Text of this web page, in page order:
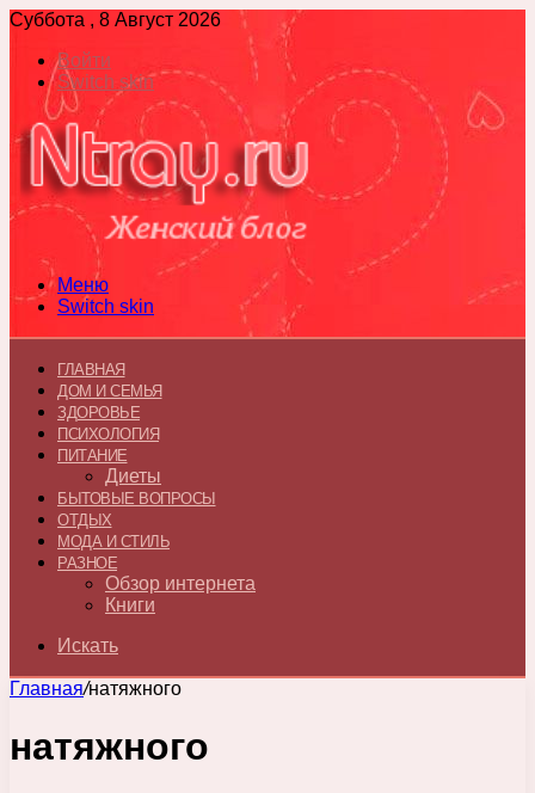
Суббота , 8 Август 2026
Войти
Switch skin
Меню
Switch skin
ГЛАВНАЯ
ДОМ И СЕМЬЯ
ЗДОРОВЬЕ
ПСИХОЛОГИЯ
ПИТАНИЕ
Диеты
БЫТОВЫЕ ВОПРОСЫ
ОТДЫХ
МОДА И СТИЛЬ
РАЗНОЕ
Обзор интернета
Книги
Искать
Главная/натяжного
натяжного